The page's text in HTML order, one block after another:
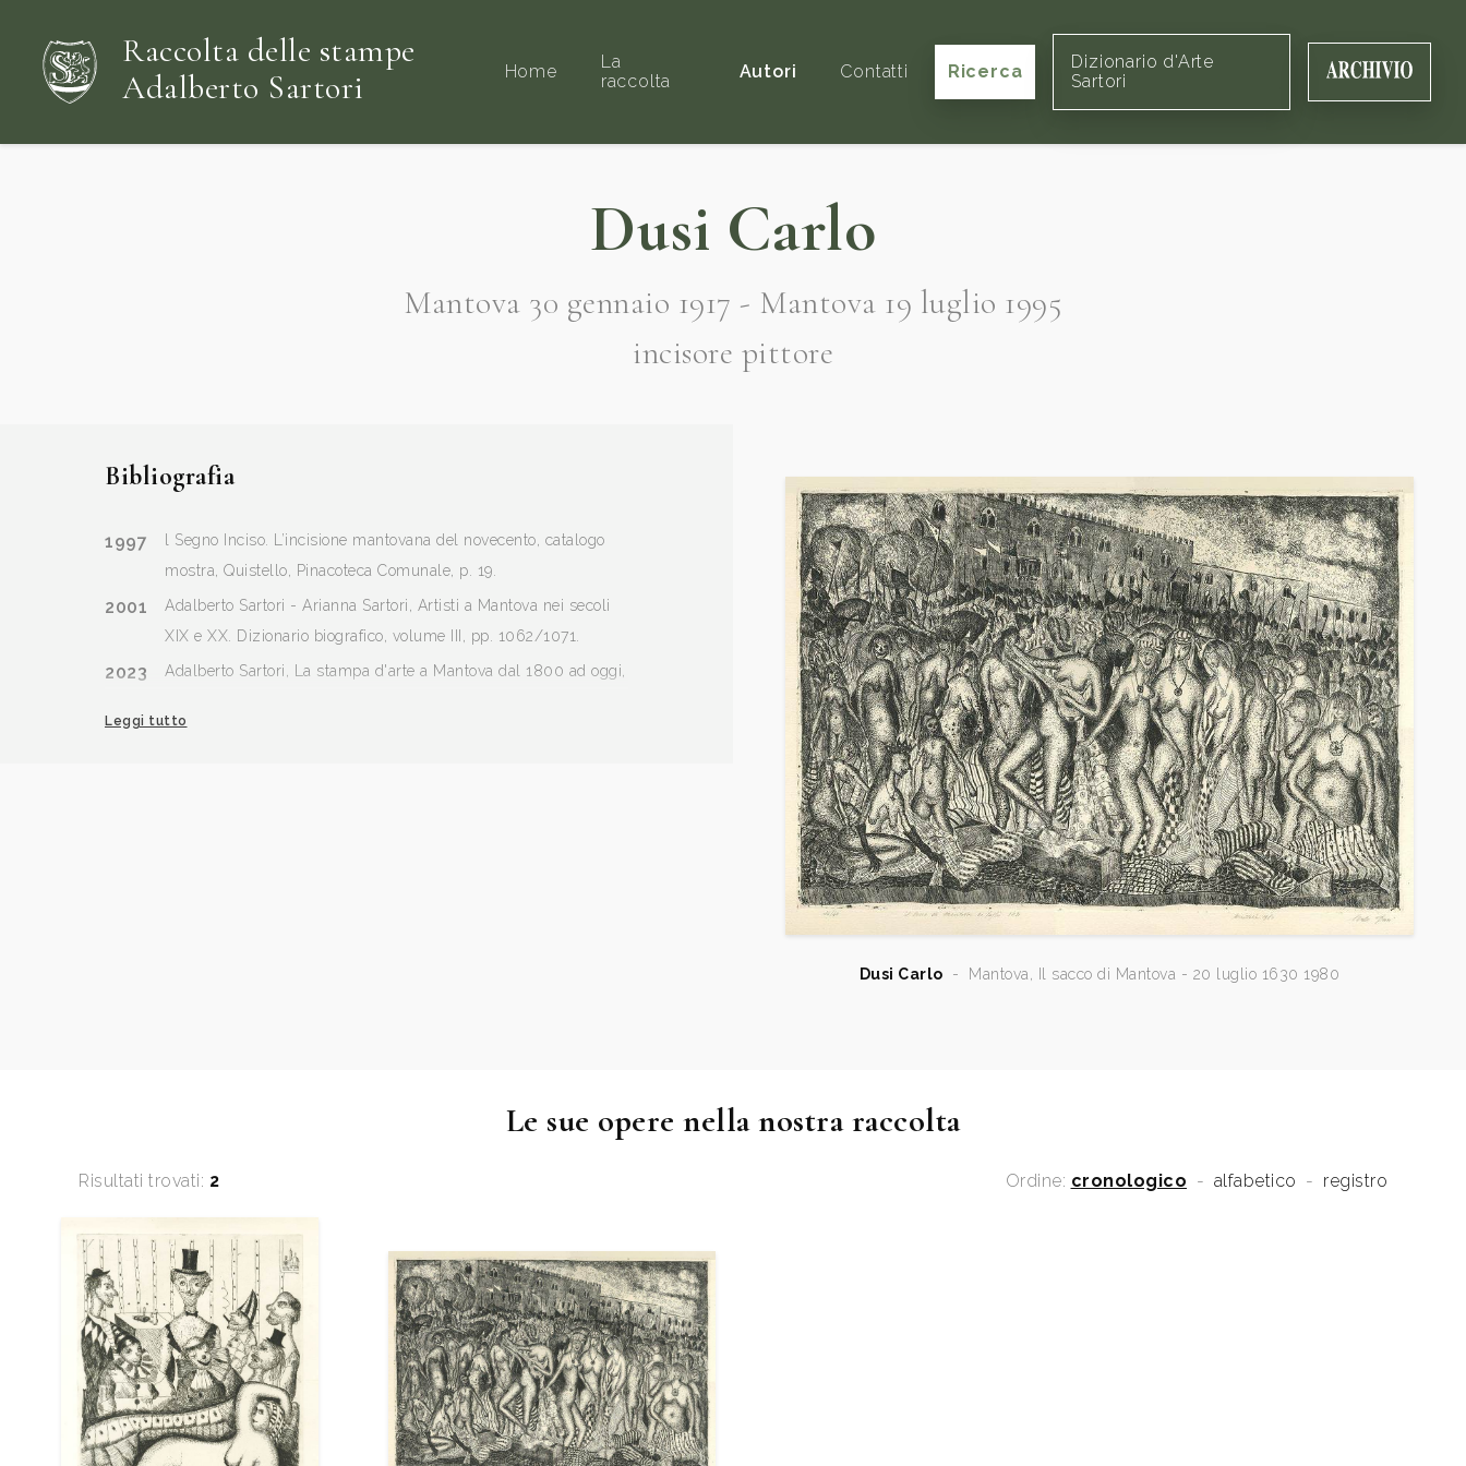
Raccolta delle stampe
Adalberto Sartori
Home
La
raccolta
Autori Contatti Ricerca
Dizionario d'Arte
Sartori
Dusi Carlo
Mantova 30 gennaio 1917 - Mantova 19 luglio 1995
incisore pittore
Bibliografia
1997
l Segno Inciso. L’incisione mantovana del novecento, catalogo
mostra, Quistello, Pinacoteca Comunale, p. 19.
2001
Adalberto Sartori - Arianna Sartori, Artisti a Mantova nei secoli
XIX e XX. Dizionario biografico, volume III, pp. 1062/1071.
2023
Adalberto Sartori, La stampa d'arte a Mantova dal 1800 ad oggi,
settembre/15 ottobre, Mantova, Archivio Sartori Editore, p. 55.
Leggi tutto
Dusi Carlo - Mantova, Il sacco di Mantova - 20 luglio 1630 1980
Le sue opere nella nostra raccolta
Risultati trovati: 2 Ordine: cronologico - alfabetico - registro